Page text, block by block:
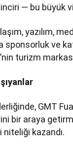
— bu büyük
yazılım,
ve
turizm
GMT
bir araya
kazandı.